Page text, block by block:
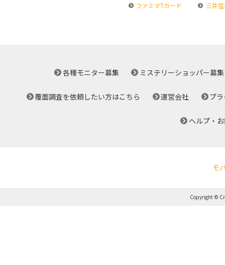
ファミマTカード
三井
各種モニター募集 ミステリーショッパー募集
覆面調査を依頼したい方はこちら 運営会社 プ
ヘルプ・
モ
Copyright ©